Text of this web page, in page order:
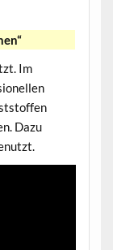
Im
Dazu